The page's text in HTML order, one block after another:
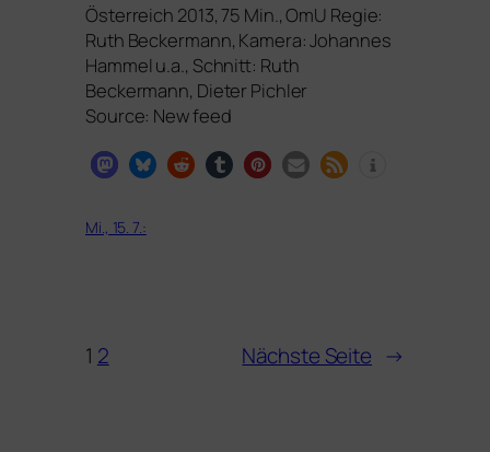
Österreich 2013, 75 Min., OmU Regie:
Ruth Beckermann, Kamera: Johannes
Hammel u.a., Schnitt: Ruth
Beckermann, Dieter Pichler
Source: New feed
Mi., 15. 7.:
1 2 Nächste Seite →